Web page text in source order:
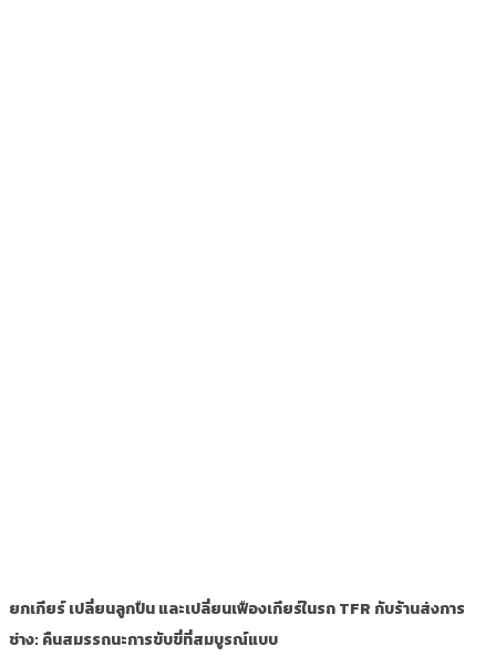
ยกเกียร์ เปลี่ยนลูกปืน และเปลี่ยนเฟืองเกียร์ในรถ TFR กับร้านส่งการ
ช่าง: คืนสมรรถนะการขับขี่ที่สมบูรณ์แบบ